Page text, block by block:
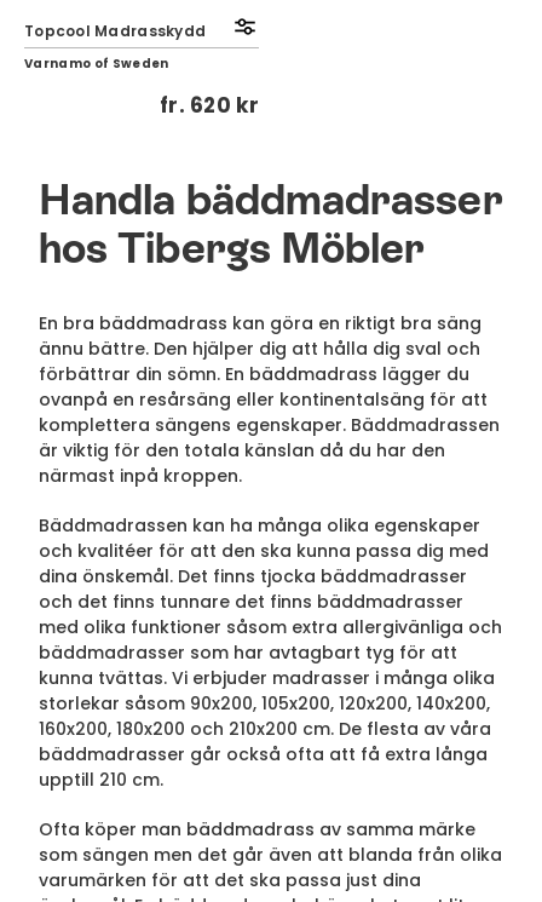
Topcool Madrasskydd
Varnamo of Sweden
fr. 620 kr
Handla bäddmadrasser
hos Tibergs Möbler
En bra bäddmadrass kan göra en riktigt bra säng
ännu bättre. Den hjälper dig att hålla dig sval och
förbättrar din sömn. En bäddmadrass lägger du
ovanpå en resårsäng eller kontinentalsäng för att
komplettera sängens egenskaper. Bäddmadrassen
är viktig för den totala känslan då du har den
närmast inpå kroppen.
Bäddmadrassen kan ha många olika egenskaper
och kvalitéer för att den ska kunna passa dig med
dina önskemål. Det finns tjocka bäddmadrasser
och det finns tunnare det finns bäddmadrasser
med olika funktioner såsom extra allergivänliga och
bäddmadrasser som har avtagbart tyg för att
kunna tvättas. Vi erbjuder madrasser i många olika
storlekar såsom 90x200, 105x200, 120x200, 140x200,
160x200, 180x200 och 210x200 cm. De flesta av våra
bäddmadrasser går också ofta att få extra långa
upptill 210 cm.
Ofta köper man bäddmadrass av samma märke
som sängen men det går även att blanda från olika
varumärken för att det ska passa just dina